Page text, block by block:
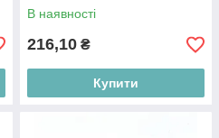
В наявності
216,10 ₴
Купити